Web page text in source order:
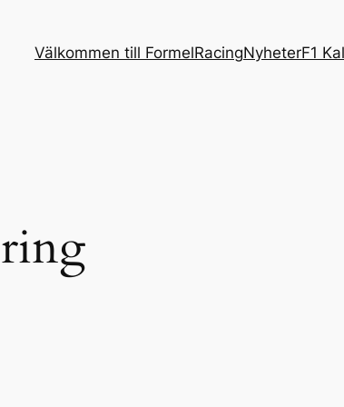
Välkommen till FormelRacingNyheterF1